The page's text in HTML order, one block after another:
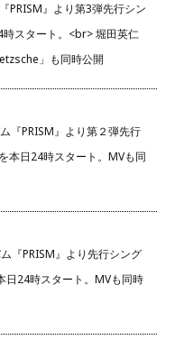
PRISM』より第3弾先行シン
スタート。<br> 堀田英仁
」も同時公開
『PRISM』より第２弾先行
本日24時スタート。MVも同
『PRISM』より先行シング
日24時スタート。MVも同時